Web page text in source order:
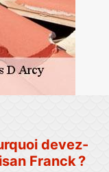
devez-
Franck ?